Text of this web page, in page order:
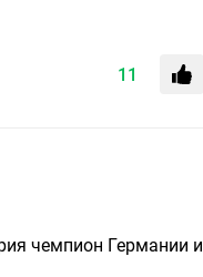
11
чемпион Германии и